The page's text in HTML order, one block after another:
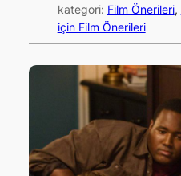
kategori: Film Önerileri,
için Film Önerileri